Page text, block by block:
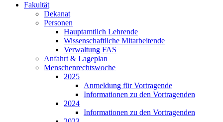
Fakultät
Dekanat
Personen
Hauptamtlich Lehrende
Wissenschaftliche Mitarbeitende
Verwaltung FAS
Anfahrt & Lageplan
Menschenrechtswoche
2025
Anmeldung für Vortragende
Informationen zu den Vortragenden
2024
Informationen zu den Vortragenden